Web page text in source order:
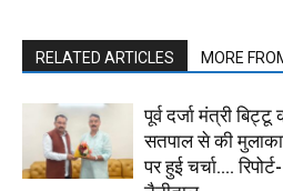
RELATED ARTICLES MORE
पूर्व दर्जा मंत्री
सतपाल से की
पर हुई चर्चा….